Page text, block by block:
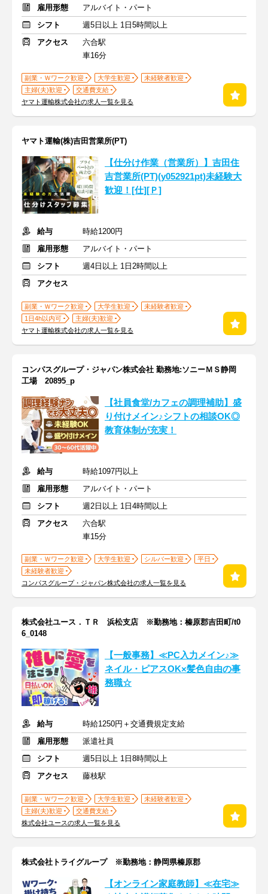
雇用形態
アルバイト・パート
シフト
週5日以上 1日5時間以上
アクセス
六合駅
車16分
副業・Ｗワーク歓迎 大学生歓迎
未経験者歓迎
主婦(夫)歓迎
交通費支給
ヤマト運輸株式会社の求人一覧を見る
ヤマト運輸(株)吉田営業所(PT)
【仕分け作業（営業所）】吉田住
吉営業所(PT)(y052921pt)未経験大
歓迎！[仕][Ｐ]
給与
時給1200円
雇用形態
アルバイト・パート
シフト
週4日以上 1日2時間以上
アクセス
副業・Ｗワーク歓迎 大学生歓迎
未経験者歓迎
1日4h以内可
主婦(夫)歓迎
ヤマト運輸株式会社の求人一覧を見る
コンパスグループ・ジャパン株式会社 勤務地:ソニーＭＳ静岡
工場 20895_p
【社員食堂/カフェの調理補助】盛
り付けメイン♪シフトの相談OK◎
教育体制が充実！
給与
時給1097円以上
雇用形態
アルバイト・パート
シフト
週2日以上 1日4時間以上
アクセス
六合駅
車15分
副業・Ｗワーク歓迎 大学生歓迎 シルバー歓迎
平日
未経験者歓迎
コンパスグループ・ジャパン株式会社の求人一覧を見る
株式会社ユース．ＴＲ 浜松支店 ※勤務地：榛原郡吉田町/t0
6_0148
【一般事務】≪PC入力メイン♪≫
ネイル・ピアスOK×髪色自由の事
務職☆
給与
時給1250円＋交通費規定支給
雇用形態
派遣社員
シフト
週5日以上 1日8時間以上
アクセス
藤枝駅
副業・Ｗワーク歓迎 大学生歓迎
未経験者歓迎
主婦(夫)歓迎
交通費支給
株式会社ユースの求人一覧を見る
株式会社トライグループ ※勤務地：静岡県榛原郡
【オンライン家庭教師】≪在宅≫